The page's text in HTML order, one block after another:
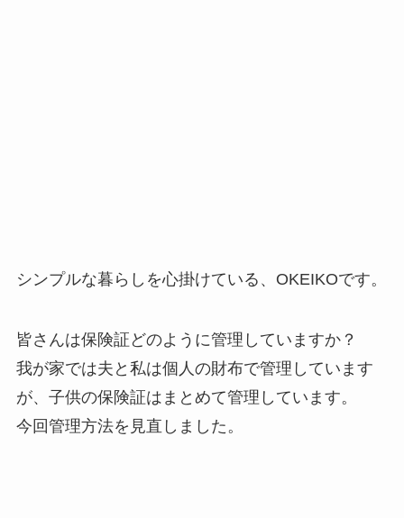
シンプルな暮らしを心掛けている、OKEIKOです。
皆さんは保険証どのように管理していますか？
我が家では夫と私は個人の財布で管理しています
が、子供の保険証はまとめて管理しています。
今回管理方法を見直しました。